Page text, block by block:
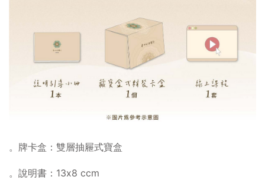
。牌卡盒：雙層抽屜式寶盒
。說明書：13x8 ccm